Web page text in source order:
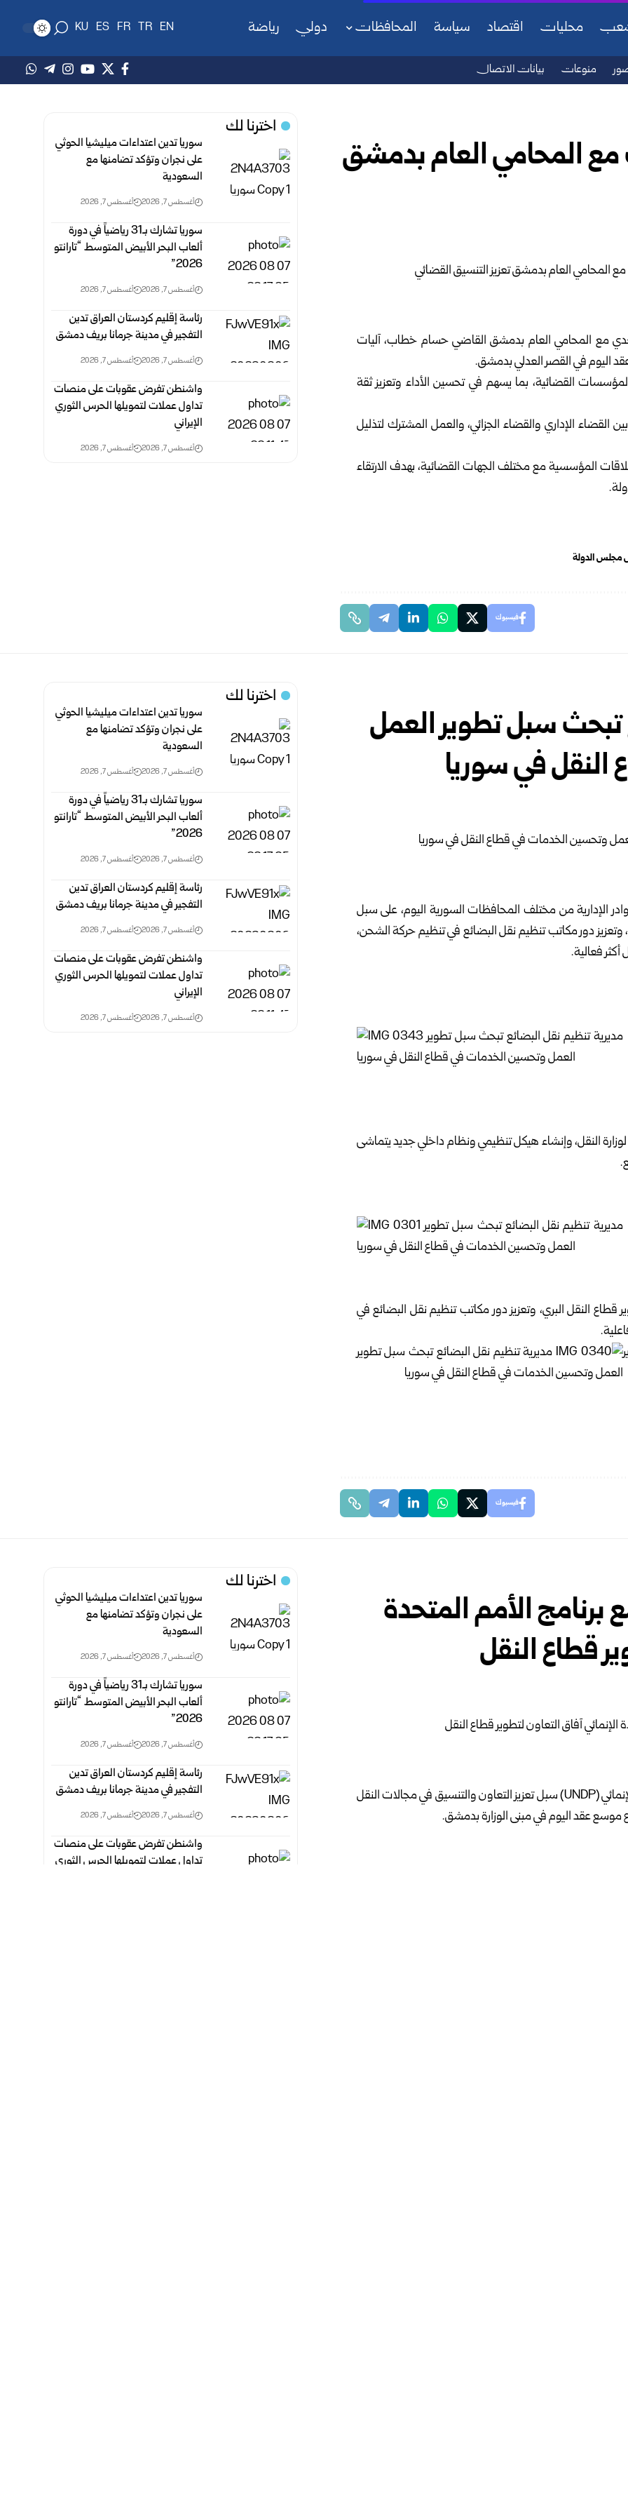
محليات اقتصاد سياسة المحافظات دولي رياضة EN
TR
FR
ES
KU
منوعات بيانات الاتصال
المحامي العام بدمشق
مع المحامي العام بدمشق القاضي حسام خطاب، آليات
اليوم في القصر العدلي بدمشق.
القضائية، بما يسهم في تحسين الأداء وتعزيز ثقة
الإداري والقضاء الجزائي، والعمل المشترك لتذليل
المؤسسية مع مختلف الجهات القضائية، بهدف الارتقاء
مجلس الدولة
فيسبوك
اخترنا لك
سوريا تدين اعتداءات ميليشيا الحوثي
على نجران وتؤكد تضامنها مع
السعودية
أغسطس 7, 2026 أغسطس 7, 2026
سوريا تشارك بـ31 رياضياً في دورة
ألعاب البحر الأبيض المتوسط “تارانتو
2026”
أغسطس 7, 2026 أغسطس 7, 2026
رئاسة إقليم كردستان العراق تدين
التفجير في مدينة جرمانا بريف دمشق
أغسطس 7, 2026 أغسطس 7, 2026
واشنطن تفرض عقوبات على منصات
تداول عملات لتمويلها الحرس الثوري
الإيراني
أغسطس 7, 2026 أغسطس 7, 2026
تبحث سبل تطوير العمل
في سوريا
الإدارية من مختلف المحافظات السورية اليوم، على سبل
دور مكاتب تنظيم نقل البضائع في تنظيم حركة الشحن،
فعالية.
النقل، وإنشاء هيكل تنظيمي ونظام داخلي جديد يتماشى
قطاع النقل البري، وتعزيز دور مكاتب تنظيم نقل البضائع في
فيسبوك
اخترنا لك
سوريا تدين اعتداءات ميليشيا الحوثي
على نجران وتؤكد تضامنها مع
السعودية
أغسطس 7, 2026 أغسطس 7, 2026
سوريا تشارك بـ31 رياضياً في دورة
ألعاب البحر الأبيض المتوسط “تارانتو
2026”
أغسطس 7, 2026 أغسطس 7, 2026
رئاسة إقليم كردستان العراق تدين
التفجير في مدينة جرمانا بريف دمشق
أغسطس 7, 2026 أغسطس 7, 2026
واشنطن تفرض عقوبات على منصات
تداول عملات لتمويلها الحرس الثوري
الإيراني
أغسطس 7, 2026 أغسطس 7, 2026
الأمم المتحدة
قطاع النقل
يعرب بدر مع وفد من برنامج الأمم المتحدة الإنمائي (UNDP) سبل تعزيز التعاون والتنسيق في مجالات النقل
موسع عقد اليوم في مبنى الوزارة بدمشق.
اخترنا لك
سوريا تدين اعتداءات ميليشيا الحوثي
على نجران وتؤكد تضامنها مع
السعودية
أغسطس 7, 2026 أغسطس 7, 2026
سوريا تشارك بـ31 رياضياً في دورة
ألعاب البحر الأبيض المتوسط “تارانتو
2026”
أغسطس 7, 2026 أغسطس 7, 2026
رئاسة إقليم كردستان العراق تدين
التفجير في مدينة جرمانا بريف دمشق
أغسطس 7, 2026 أغسطس 7, 2026
واشنطن تفرض عقوبات على منصات
تداول عملات لتمويلها الحرس الثوري